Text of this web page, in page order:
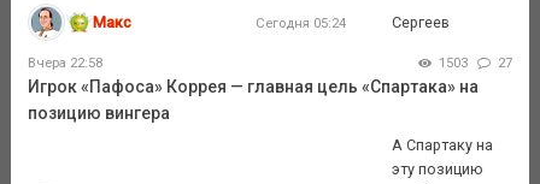
Макс Сегодня 05:24 Сергеев
Вчера 22:58 1503 27
Игрок «Пафоса» Коррея — главная цель «Спартака» на
позицию вингера
А Спартаку на
эту позицию